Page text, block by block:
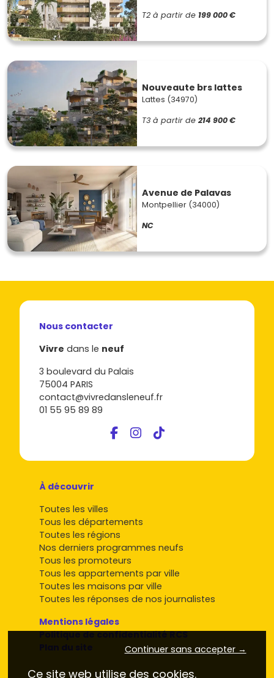
T2 à partir de 199 000 €
Nouveaute brs lattes
Lattes (34970)
T3 à partir de 214 900 €
Avenue de Palavas
Montpellier (34000)
NC
Nous contacter
Vivre dans le neuf
3 boulevard du Palais
75004 PARIS
contact@vivredansleneuf.fr
01 55 95 89 89
À découvrir
Toutes les villes
Tous les départements
Toutes les régions
Nos derniers programmes neufs
Tous les promoteurs
Tous les appartements par ville
Toutes les maisons par ville
Toutes les réponses de nos journalistes
Mentions légales
Politique de confidentialité RCS
Continuer sans accepter →
Ce site web utilise des cookies.